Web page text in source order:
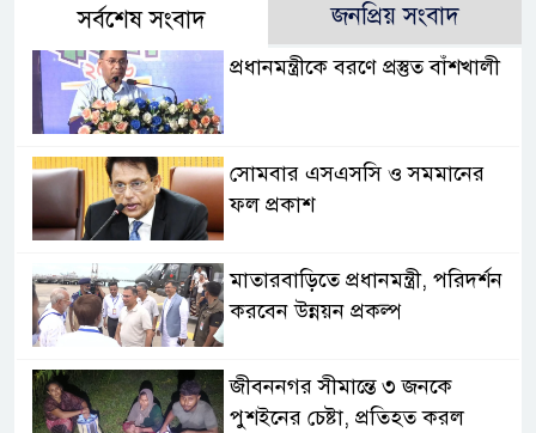
সর্বশেষ সংবাদ জনপ্রিয় সংবাদ
প্রধানমন্ত্রীকে বরণে প্রস্তুত বাঁশখালী
সোমবার এসএসসি ও সমমানের
ফল প্রকাশ
মাতারবাড়িতে প্রধানমন্ত্রী, পরিদর্শন
করবেন উন্নয়ন প্রকল্প
জীবননগর সীমান্তে ৩ জনকে
পুশইনের চেষ্টা, প্রতিহত করল